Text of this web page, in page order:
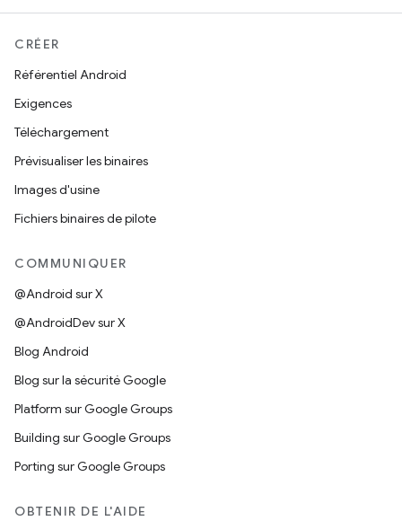
CRÉER
Référentiel Android
Exigences
Téléchargement
Prévisualiser les binaires
Images d'usine
Fichiers binaires de pilote
COMMUNIQUER
@Android sur X
@AndroidDev sur X
Blog Android
Blog sur la sécurité Google
Platform sur Google Groups
Building sur Google Groups
Porting sur Google Groups
OBTENIR DE L'AIDE